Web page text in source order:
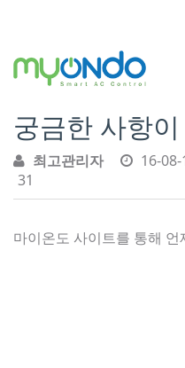
궁금한 사항
최고관리자 16-
31
마이온도 사이트를 통해